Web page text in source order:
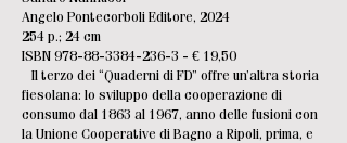
Angelo Pontecorboli Editore, 2024
254 p.; 24 cm
ISBN978-88-3384-236-3 - € 19,50
Il terzo dei “Quaderni di FD” offre un’altra storia
fiesolana: lo sviluppo della cooperazione di
consumo dal 1863 al 1967, anno delle fusioni con
la Unione Cooperative di Bagno a Ripoli, prima, e